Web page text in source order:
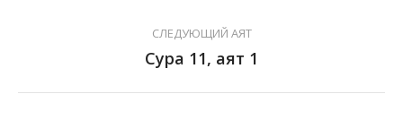
СЛЕДУЮЩИЙ АЯТ
Сура 11, аят 1